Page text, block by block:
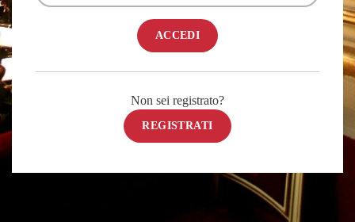
ACCEDI
Non sei registrato?
REGISTRATI